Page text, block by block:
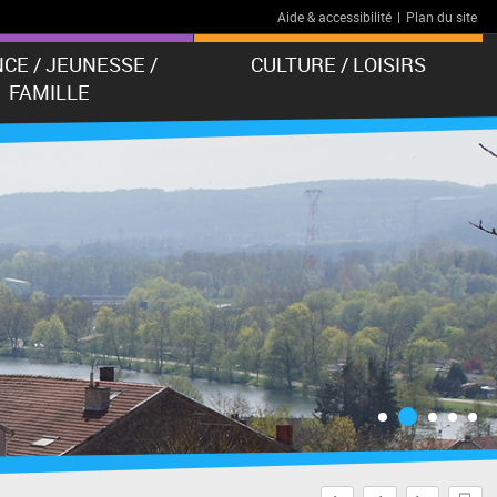
Aide & accessibilité | Plan du site
/ JEUNESSE /
FAMILLE
CULTURE / LOISIRS